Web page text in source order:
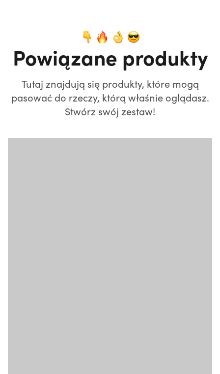
Powiązane produkty
Tutaj znajdują się produkty, które mogą
pasować do rzeczy, którą właśnie oglądasz.
Stwórz swój zestaw!